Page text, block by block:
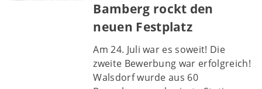
Bamberg rockt den
neuen Festplatz
Am 24. Juli war es soweit! Die
zweite Bewerbung war erfolgreich!
Walsdorf wurde aus 60